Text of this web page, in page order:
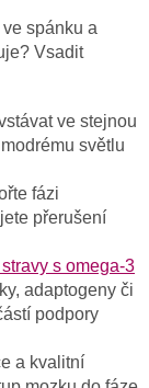
spánku a
Vsadit
ve stejnou
světlu
fázi
přerušení
s omega-3
adaptogeny či
podpory
a kvalitní